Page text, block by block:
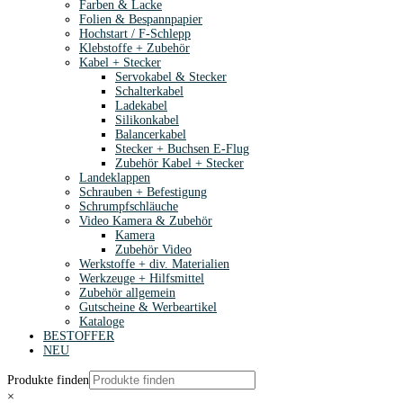
Farben & Lacke
Folien & Bespannpapier
Hochstart / F-Schlepp
Klebstoffe + Zubehör
Kabel + Stecker
Servokabel & Stecker
Schalterkabel
Ladekabel
Silikonkabel
Balancerkabel
Stecker + Buchsen E-Flug
Zubehör Kabel + Stecker
Landeklappen
Schrauben + Befestigung
Schrumpfschläuche
Video Kamera & Zubehör
Kamera
Zubehör Video
Werkstoffe + div. Materialien
Werkzeuge + Hilfsmittel
Zubehör allgemein
Gutscheine & Werbeartikel
Kataloge
BESTOFFER
NEU
Produkte finden
×